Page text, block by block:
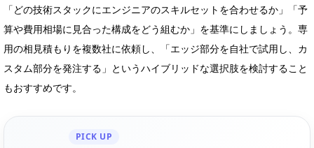
「どの技術スタックにエンジニアのスキルセットを合わせるか」「予
算や費用相場に見合った構成をどう組むか」を基準にしましょう。専
用の相見積もりを複数社に依頼し、「エッジ部分を自社で試用し、カ
スタム部分を発注する」というハイブリッドな選択肢を検討すること
もおすすめです。
PICK UP